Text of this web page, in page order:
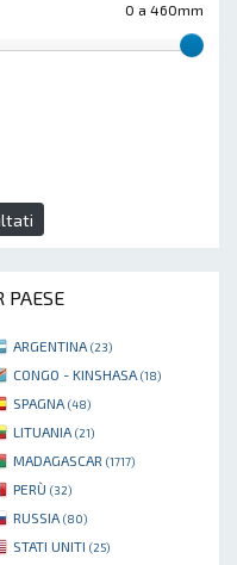
0 a 460mm
PAESE
ARGENTINA (23)
CONGO - KINSHASA (18)
SPAGNA (48)
LITUANIA (21)
MADAGASCAR (1717)
PERÙ (32)
RUSSIA (80)
STATI UNITI (25)